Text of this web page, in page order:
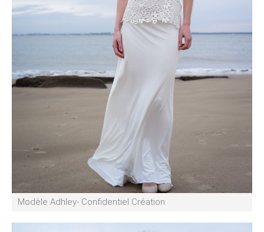
Modèle Adhley- Confidentiel Création